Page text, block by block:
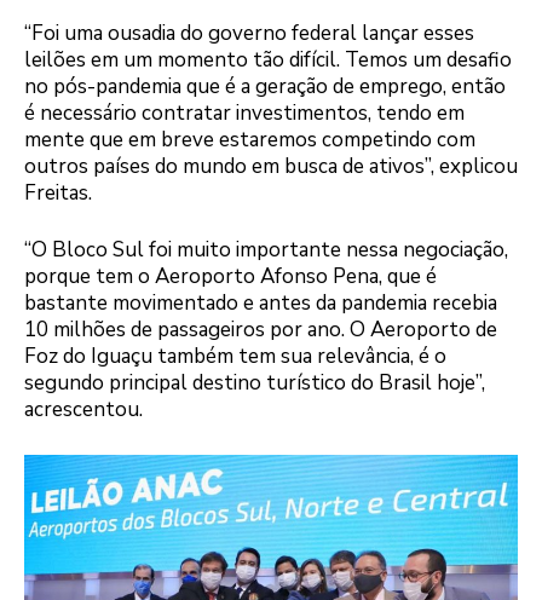
“Foi uma ousadia do governo federal lançar esses
leilões em um momento tão difícil. Temos um desafio
no pós-pandemia que é a geração de emprego, então
é necessário contratar investimentos, tendo em
mente que em breve estaremos competindo com
outros países do mundo em busca de ativos”, explicou
Freitas.
“O Bloco Sul foi muito importante nessa negociação,
porque tem o Aeroporto Afonso Pena, que é
bastante movimentado e antes da pandemia recebia
10 milhões de passageiros por ano. O Aeroporto de
Foz do Iguaçu também tem sua relevância, é o
segundo principal destino turístico do Brasil hoje”,
acrescentou.